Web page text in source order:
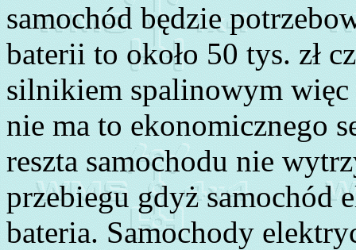
samochód będzie
baterii to około 50 tys. zł
silnikiem spalinowym
nie ma to ekonomicznego
reszta samochodu nie
przebiegu gdyż samochód
bateria. Samochody